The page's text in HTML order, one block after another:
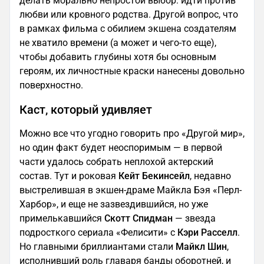
любви или кровного родства. Другой вопрос, что
в рамках фильма с обилием экшена создателям
не хватило времени (а может и чего-то еще),
чтобы добавить глубины хотя бы основным
героям, их личностные краски нанесены довольно
поверхностно.
Каст, который удивляет
Можно все что угодно говорить про «Другой мир»,
но один факт будет неоспоримым — в первой
части удалось собрать неплохой актерский
состав. Тут и роковая Кейт Бекинсейл, недавно
выстрелившая в экшен-драме Майкла Бэя «Перл-
Харбор», и еще не зазвездившийся, но уже
примелькавшийся Скотт Спидман — звезда
подросткого сериала «Фелисити» с Кэри Расселл.
Но главными бриллиантами стали Майкл Шин,
исполнивший роль главаря банды оборотней, и